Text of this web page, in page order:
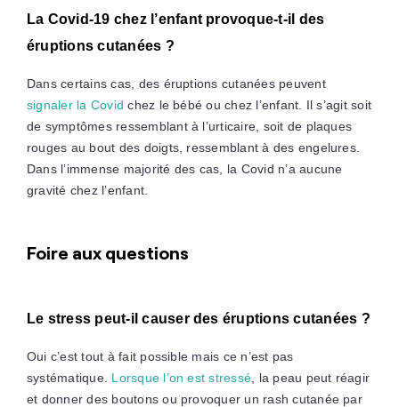
La Covid-19 chez l’enfant provoque-t-il des
éruptions cutanées ?
Dans certains cas, des éruptions cutanées peuvent
signaler la Covid chez le bébé ou chez l’enfant. Il s’agit soit
de symptômes ressemblant à l’urticaire, soit de plaques
rouges au bout des doigts, ressemblant à des engelures.
Dans l’immense majorité des cas, la Covid n’a aucune
gravité chez l’enfant.
Foire aux questions
Le stress peut-il causer des éruptions cutanées ?
Oui c’est tout à fait possible mais ce n’est pas
systématique. Lorsque l’on est stressé , la peau peut réagir
et donner des boutons ou provoquer un rash cutanée par